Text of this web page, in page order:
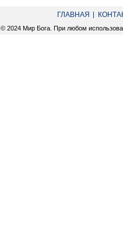
ГЛАВНАЯ
© 2024 Мир Бога. При любом